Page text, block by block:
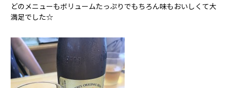
どのメニューもボリュームたっぷりでもちろん味もおいしくて大
満足でした☆